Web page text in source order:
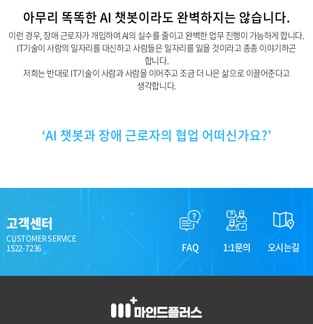
아무리 똑똑한 AI 챗봇이라도 완벽하지는 않습니다.
이런 경우, 장애 근로자가 개입하여 AI의 실수를 줄이고 완벽한 업무 진행이 가능하게 합니다.
IT기술이 사람의 일자리를 대신하고 사람들은 일자리를 잃을 것이라고 종종 이야기하곤
합니다.
저희는 반대로 IT기술이 사람과 사람을 이어주고 조금 더 나은 삶으로 이끌어준다고
생각합니다.
‘AI 챗봇과 장애 근로자의 협업 어떠신가요?’
고객센터
CUSTOMER SERVICE
1522-7236
FAQ 1:1문의 오시는길